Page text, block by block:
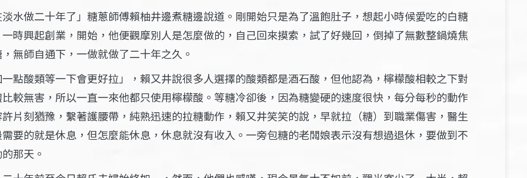
水做二十年了」糖蔥師傅賴柚井邊煮糖邊說道。剛開始只是為了溫飽肚子，想起小時候愛吃的白糖
時興起創業，開始，他便觀摩別人是怎麼做的，自己回來摸索，試了好幾回，倒掉了無數整鍋燒焦
無師自通下，一做就做了二十年之久。
點酸類等一下會更好拉」，賴又井說很多人選擇的酸類都是酒石酸，但他認為，檸檬酸相較之下對
較無害，所以一直一來他都只使用檸檬酸。等糖冷卻後，因為糖變硬的速度很快，每分每秒的動作
片刻猶豫，繫著護腰帶，純熟迅速的拉糖動作，賴又井笑笑的說，早就拉（糖）到職業傷害，醫生
要的就是休息，但怎麼能休息，休息就沒有收入。一旁包糖的老闆娘表示沒有想過退休，要做到不
那天。